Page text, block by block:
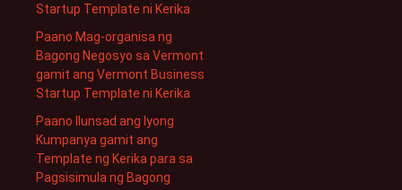
Startup Template ni Kerika
Paano Mag-organisa ng
Bagong Negosyo sa Vermont
gamit ang Vermont Business
Startup Template ni Kerika
Paano Ilunsad ang Iyong
Kumpanya gamit ang
Template ng Kerika para sa
Pagsisimula ng Bagong